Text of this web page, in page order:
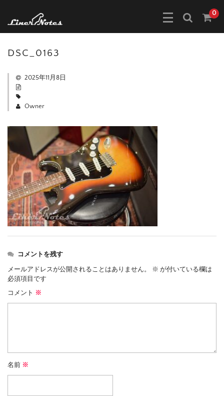
0
DSC_0163
2025年11月8日
Owner
コメントを残す
メールアドレスが公開されることはありません。 ※ が付いている欄は
必須項目です
コメント ※
名前 ※